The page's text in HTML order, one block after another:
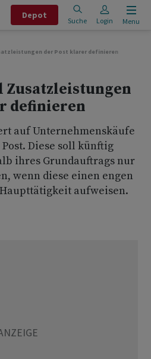
Depot
Suche Login Menu
der Post klarer definieren
Zusatzleistungen
definieren
auf Unternehmenskäufe
Diese soll künftig
ihres Grundauftrags nur
wenn diese einen engen
aufweisen.